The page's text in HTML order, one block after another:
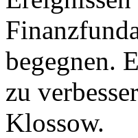
begegnen.
zu
Klossow.